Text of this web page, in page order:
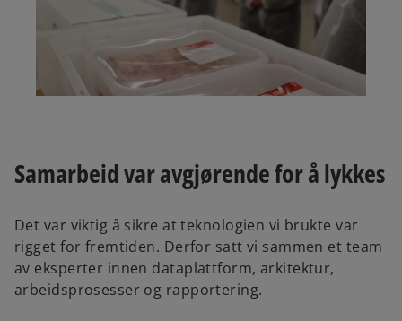
Samarbeid var avgjørende for å lykkes
Det var viktig å sikre at teknologien vi brukte var
rigget for fremtiden. Derfor satt vi sammen et team
av eksperter innen dataplattform, arkitektur,
arbeidsprosesser og rapportering.